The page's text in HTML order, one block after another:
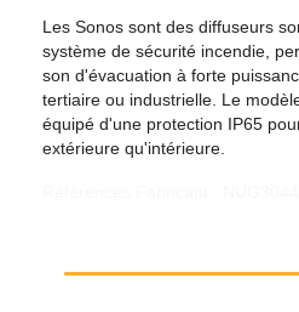
Les Sonos sont des diffuseurs
système de sécurité incendie,
son d'évacuation à forte
tertiaire ou industrielle. Le
équipé d'une protection IP65
extérieure qu'intérieure.